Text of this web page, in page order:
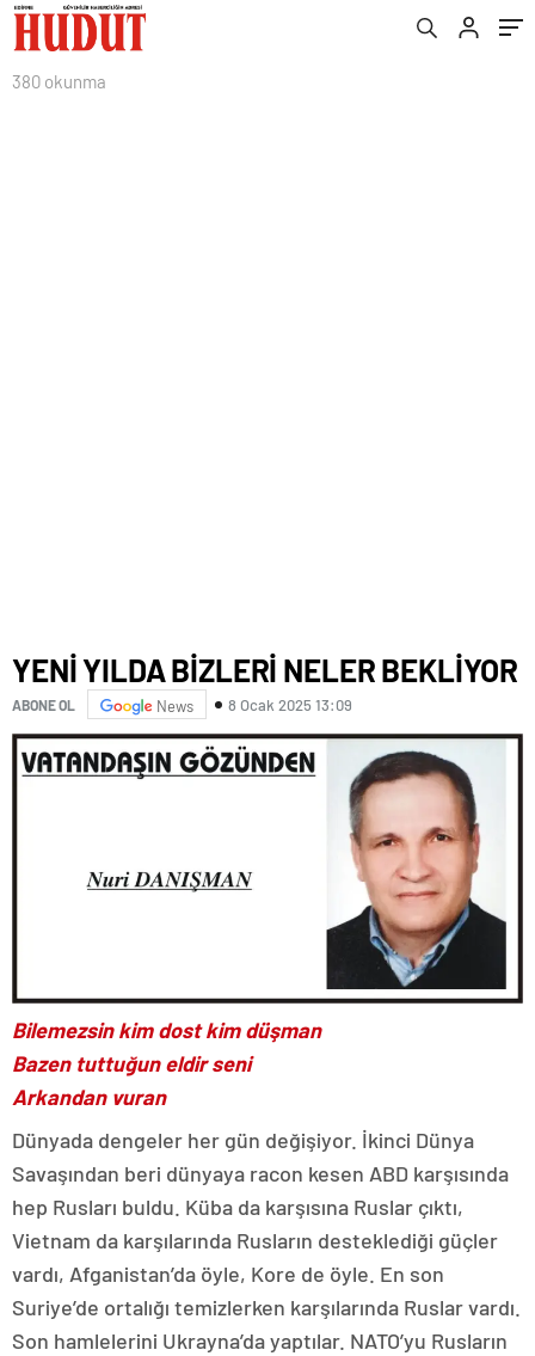
380 okunma
YENİ YILDA BİZLERİ NELER BEKLİYOR
ABONE OL News 8 Ocak 2025 13:09
Bilemezsin kim dost kim düşman
Bazen tuttuğun eldir seni
Arkandan vuran
Dünyada dengeler her gün değişiyor. İkinci Dünya
Savaşından beri dünyaya racon kesen ABD karşısında
hep Rusları buldu. Küba da karşısına Ruslar çıktı,
Vietnam da karşılarında Rusların desteklediği güçler
vardı, Afganistan’da öyle, Kore de öyle. En son
Suriye’de ortalığı temizlerken karşılarında Ruslar vardı.
Son hamlelerini Ukrayna’da yaptılar. NATO’yu Rusların